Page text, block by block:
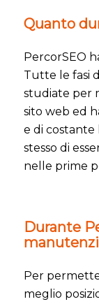
Quanto
PercorSEO
Tutte le fasi
studiate per
sito web ed
e di
stesso di
nelle prime
Durante
Per
meglio